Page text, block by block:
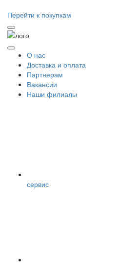
Перейти к покупкам
О нас
Доставка и оплата
Партнерам
Вакансии
Наши филиалы
сервис